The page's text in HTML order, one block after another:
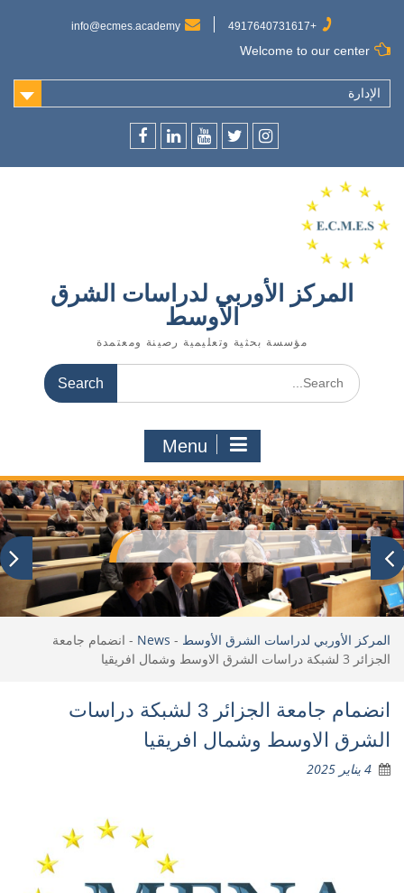
content
+4917640731617
info@ecmes.academy
Welcome to our center
الإدارة
المركز الأوربي لدراسات الشرق
الأوسط
مؤسسة بحثية وتعليمية رصينة ومعتمدة
Search
for:
Menu
المركز الأوربي لدراسات الشرق الأوسط -
News
- انضمام جامعة
الجزائر 3 لشبكة دراسات الشرق الاوسط وشمال افريقيا
انضمام جامعة الجزائر 3 لشبكة دراسات
الشرق الاوسط وشمال افريقيا
4 يناير 2025